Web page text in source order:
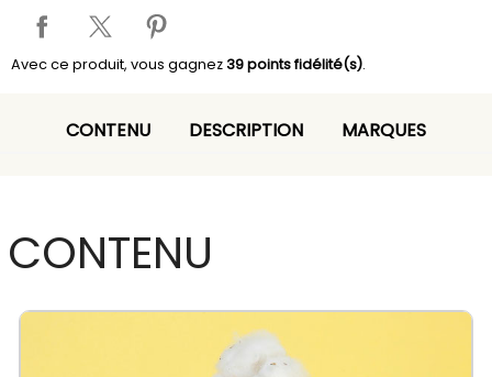
Avec ce produit, vous gagnez39points fidélité(s).
CONTENU DESCRIPTION MARQUES
CONTENU